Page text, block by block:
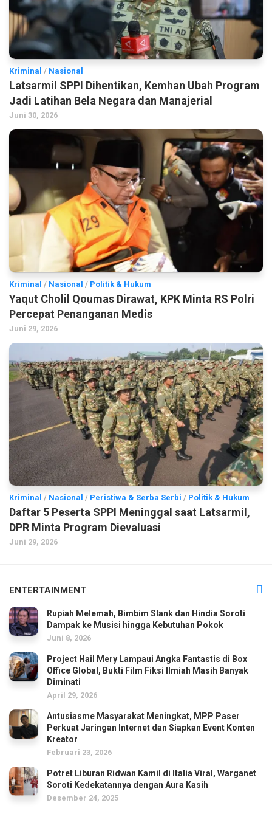
Kriminal / Nasional
Latsarmil SPPI Dihentikan, Kemhan Ubah Program
Jadi Latihan Bela Negara dan Manajerial
Juni 30, 2026
Kriminal / Nasional / Politik & Hukum
Yaqut Cholil Qoumas Dirawat, KPK Minta RS Polri
Percepat Penanganan Medis
Juni 29, 2026
Kriminal / Nasional / Peristiwa & Serba Serbi / Politik & Hukum
Daftar 5 Peserta SPPI Meninggal saat Latsarmil,
DPR Minta Program Dievaluasi
Juni 29, 2026
ENTERTAINMENT
Rupiah Melemah, Bimbim Slank dan Hindia Soroti
Dampak ke Musisi hingga Kebutuhan Pokok
Juni 8, 2026
Project Hail Mery Lampaui Angka Fantastis di Box
Office Global, Bukti Film Fiksi Ilmiah Masih Banyak
Diminati
April 29, 2026
Antusiasme Masyarakat Meningkat, MPP Paser
Perkuat Jaringan Internet dan Siapkan Event Konten
Kreator
Februari 23, 2026
Potret Liburan Ridwan Kamil di Italia Viral, Warganet
Soroti Kedekatannya dengan Aura Kasih
Desember 24, 2025